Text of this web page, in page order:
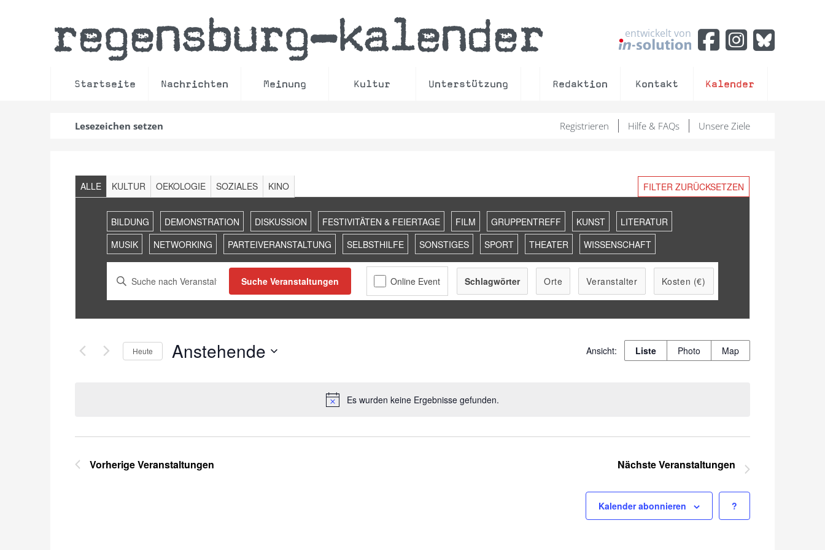
regensburg–kalender entwickelt von
Startseite Nachrichten Meinung Kultur Unterstützung Redaktion Kontakt Kalender
Lesezeichen setzen Unsere Ziele
Hilfe & FAQs
Registrieren
Hinweis
Es wurden keine Ergebnisse gefunden.
Veranstaltungen
Suche
Ansichten,
Navigation
Bitte
Suche
Veranstaltungen
Suche Veranstaltungen
Veranstaltung
Liste Photo Map
Filter FILTER ZURÜCKSETZEN
ALLE KULTUR OEKOLOGIE SOZIALES KINO
BILDUNG DEMONSTRATION DISKUSSION FESTIVITÄTEN & FEIERTAGE FILM GRUPPENTREFF KUNST
LITERATUR
MUSIK
NETWORKING PARTEIVERANSTALTUNG SELBSTHILFE SONSTIGES SPORT THEATER WISSENSCHAFT
Schlagwörter Orte Veranstalter Kosten (€)
Heute Anstehende
VorherigeVeranstaltungen NächsteVeranstaltungen
?
Kalender abonnieren